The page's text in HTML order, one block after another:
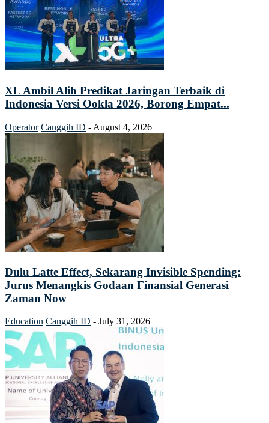
XL Ambil Alih Predikat Jaringan Terbaik di
Indonesia Versi Ookla 2026, Borong Empat...
Operator Canggih ID - August 4, 2026
Dulu Latte Effect, Sekarang Invisible Spending:
Jurus Menangkis Godaan Finansial Generasi
Zaman Now
Education Canggih ID - July 31, 2026